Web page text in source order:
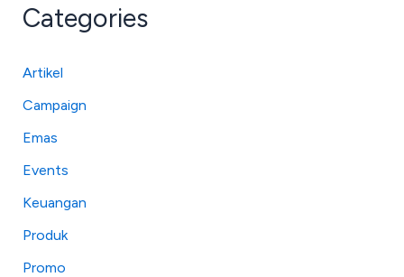
Categories
Artikel
Campaign
Emas
Events
Keuangan
Produk
Promo